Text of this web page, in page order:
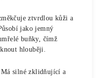
ztvrdlou kůži a
jako jemný
buňky, čímž
hlouběji.
Má silné zklidňující a